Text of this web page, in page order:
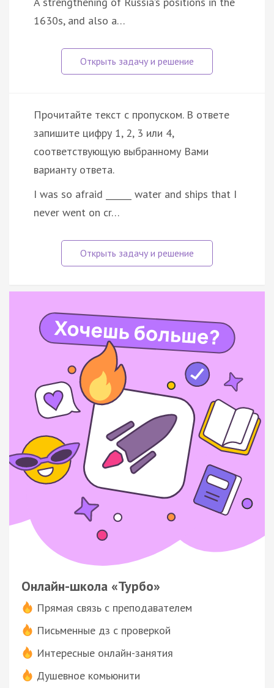
1630s, and also a…
Прочитайте текст с пропуском. В ответе
запишите цифру 1, 2, 3 или 4,
соответствующую выбранному Вами
варианту ответа.
I was so afraid ______ water and ships that I
never went on cr…
Онлайн-школа «Турбо»
Прямая связь с преподавателем
Письменные дз с проверкой
Интересные онлайн-занятия
Душевное комьюнити